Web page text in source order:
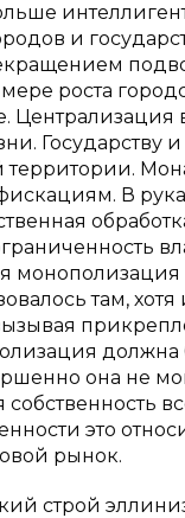
и
роста
Государству
территории.
В
там,
она не
это
рынок.
строй